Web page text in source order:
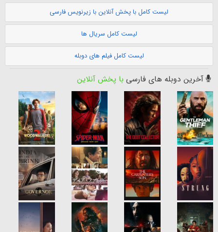
لیست کامل با پخش آنلاین با زیرنویس فارسی
لیست کامل سریال ها
لیست کامل فیلم های دوبله
آخرین دوبله های فارسی با پخش آنلاین